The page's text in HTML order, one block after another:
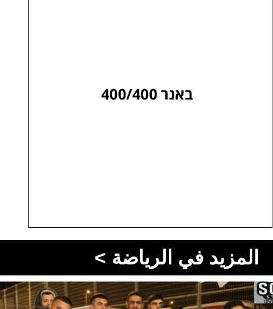
المزيد في الرياضة >